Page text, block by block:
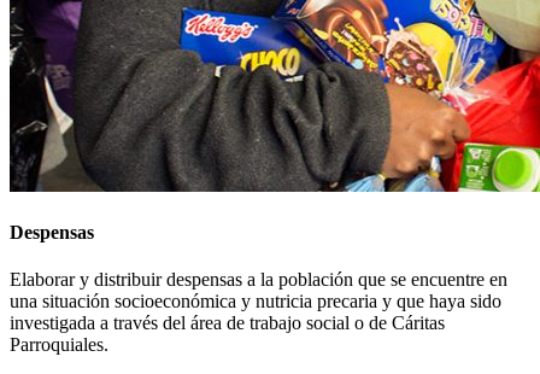
Despensas
Elaborar y distribuir despensas a la población que se encuentre en
una situación socioeconómica y nutricia precaria y que haya sido
investigada a través del área de trabajo social o de Cáritas
Parroquiales.